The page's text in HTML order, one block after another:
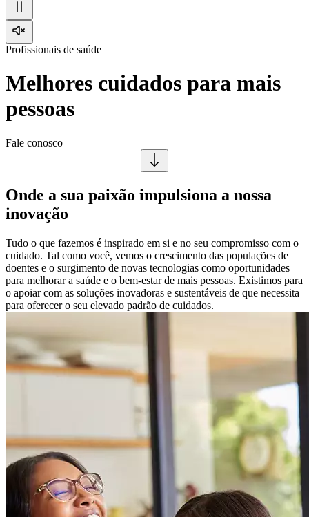
Profissionais de saúde
Melhores cuidados para mais
pessoas
Fale conosco
Onde a sua paixão impulsiona a nossa
inovação
Tudo o que fazemos é inspirado em si e no seu compromisso com o
cuidado. Tal como você, vemos o crescimento das populações de
doentes e o surgimento de novas tecnologias como oportunidades
para melhorar a saúde e o bem-estar de mais pessoas. Existimos para
o apoiar com as soluções inovadoras e sustentáveis ​​de que necessita
para oferecer o seu elevado padrão de cuidados.